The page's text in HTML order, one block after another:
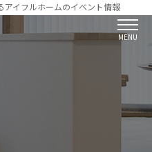
イフルホームのイベント情報
MENU